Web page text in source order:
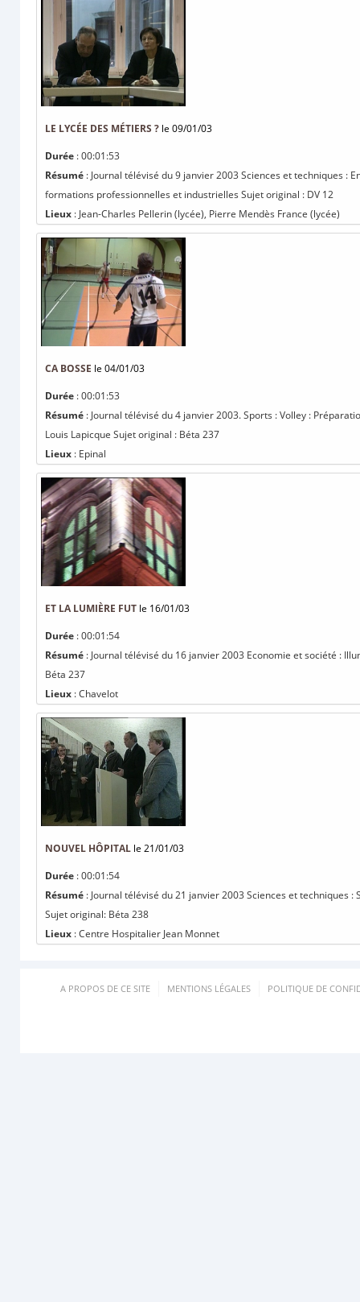
LE LYCÉE DES MÉTIERS ? le 09/01/03
Durée : 00:01:53
Résumé : Journal télévisé du 9 janvier 2003 Sciences et techniques :
formations professionnelles et industrielles Sujet original : DV 12
Lieux : Jean-Charles Pellerin (lycée), Pierre Mendès France (lycée)
CA BOSSE le 04/01/03
Durée : 00:01:53
Résumé : Journal télévisé du 4 janvier 2003. Sports : Volley :
Louis Lapicque Sujet original : Béta 237
Lieux : Epinal
ET LA LUMIÈRE FUT le 16/01/03
Durée : 00:01:54
Résumé : Journal télévisé du 16 janvier 2003 Economie et société :
Béta 237
Lieux : Chavelot
NOUVEL HÔPITAL le 21/01/03
Durée : 00:01:54
Résumé : Journal télévisé du 21 janvier 2003 Sciences et techniques
Sujet original: Béta 238
Lieux : Centre Hospitalier Jean Monnet
A PROPOS DE CE SITE MENTIONS LÉGALES POLITIQUE DE